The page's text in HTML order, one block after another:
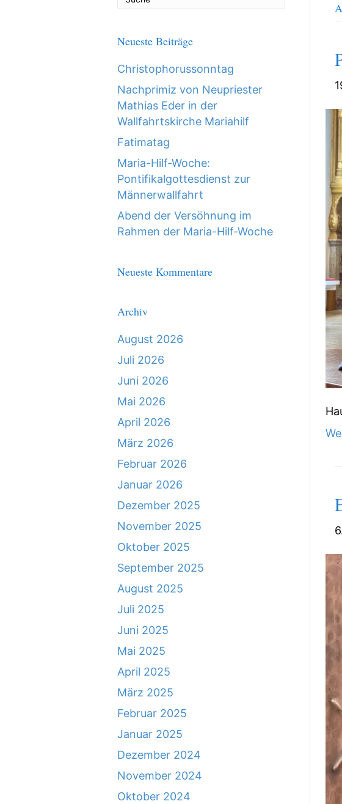
Neueste Beiträge
Christophorussonntag
Nachprimiz von Neupriester
Mathias Eder in der
Wallfahrtskirche Mariahilf
Fatimatag
Maria-Hilf-Woche:
Pontifikalgottesdienst zur
Männerwallfahrt
Abend der Versöhnung im
Rahmen der Maria-Hilf-Woche
Neueste Kommentare
Archiv
August 2026
Juli 2026
Juni 2026
Mai 2026
April 2026
März 2026
Februar 2026
Januar 2026
Dezember 2025
November 2025
Oktober 2025
September 2025
August 2025
Juli 2025
Juni 2025
Mai 2025
April 2025
März 2025
Februar 2025
Januar 2025
Dezember 2024
November 2024
Oktober 2024